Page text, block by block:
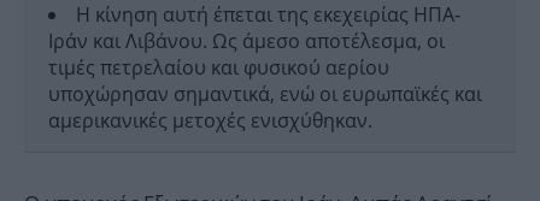
Η κίνηση αυτή έπεται της εκεχειρίας ΗΠΑ-
Ιράν και Λιβάνου. Ως άμεσο αποτέλεσμα, οι
τιμές πετρελαίου και φυσικού αερίου
υποχώρησαν σημαντικά, ενώ οι ευρωπαϊκές και
αμερικανικές μετοχές ενισχύθηκαν.